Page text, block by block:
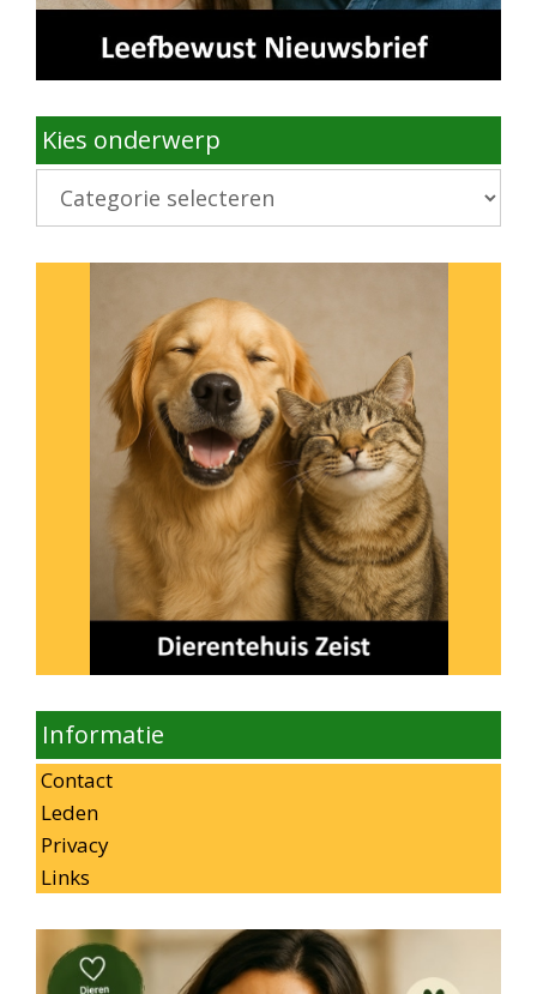
Kies onderwerp
Kies
onderwerp
Informatie
Contact
Leden
Privacy
Links